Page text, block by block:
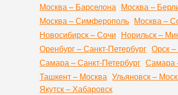
Москва – Барселона Москва –
Москва – Симферополь Москва –
Новосибирск – Сочи Норильск –
Оренбург – Санкт-Петербург Орск
Самара – Санкт-Петербург Самара
Ташкент – Москва Ульяновск –
Якутск – Хабаровск